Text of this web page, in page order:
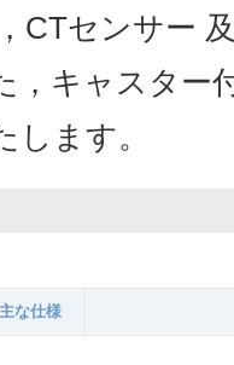
CTセンサー
，キャスター
します。
主な仕様